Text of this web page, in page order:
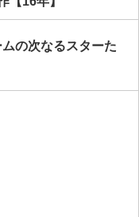
の次なるスターた